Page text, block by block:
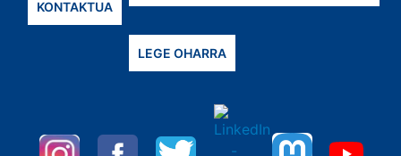
KONTAKTUA
LEGE OHARRA